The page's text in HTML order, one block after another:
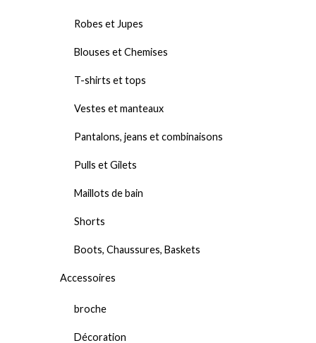
Robes et Jupes
Blouses et Chemises
T-shirts et tops
Vestes et manteaux
Pantalons, jeans et combinaisons
Pulls et Gilets
Maillots de bain
Shorts
Boots, Chaussures, Baskets
Accessoires
broche
Décoration